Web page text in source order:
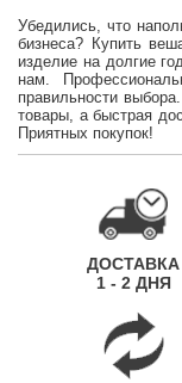
Убедились, что
бизнеса? Купить
изделие на долгие
нам.
правильности выбора.
товары, а быстрая
Приятных покупок!
ДОСТАВКА
1 - 2 ДНЯ